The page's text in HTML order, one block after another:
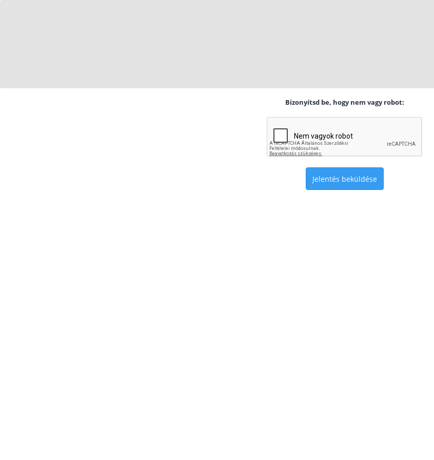
Bizonyítsd be, hogy nem vagy robot:
Jelentés beküldése